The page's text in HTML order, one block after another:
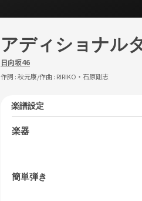
アディショナル
日向坂46
作詞 :秋元康/作曲 : RIRIKO・石原剛志
楽譜設定
楽器
簡単弾き